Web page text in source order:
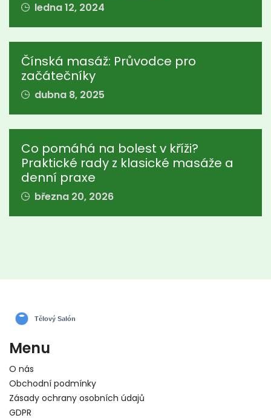
ledna 12, 2024
Čínská masáž: Průvodce pro
začátečníky
dubna 8, 2025
Co pomáhá na bolest v kříži?
Praktické rady z klasické masáže a
denní praxe
března 20, 2026
Menu
O nás
Obchodní podmínky
Zásady ochrany osobních údajů
GDPR